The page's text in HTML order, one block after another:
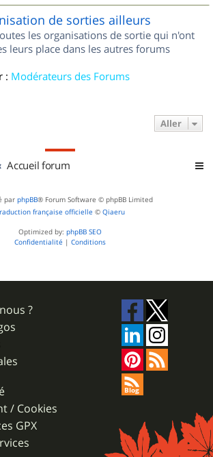
de sorties ailleurs
les organisations de sortie qui n'ont
leurs place dans les autres forums
: Modérateurs des Forums
Aller
Accueil forum
par phpBB® Forum Software © phpBB Limited
française officielle © Qiaeru
Optimized by: phpBB SEO
Confidentialité | Conditions
?
/ Cookies
GPX